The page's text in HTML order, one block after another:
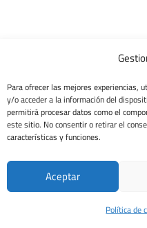
Para ofrecer las mejores experiencias,
y/o acceder a la información del
permitirá procesar datos como el
este sitio. No consentir o retirar el
características y funciones.
Aceptar
Política de